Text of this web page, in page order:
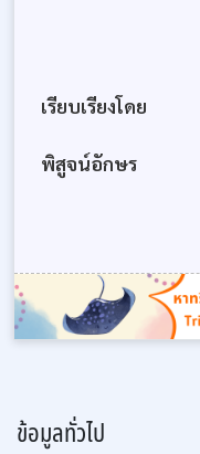
เรียบเรียงโดย
พิสูจน์อักษร
ข้อมูลทั่วไป